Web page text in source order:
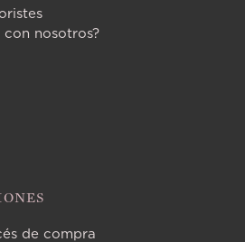
nosotros?
de compra